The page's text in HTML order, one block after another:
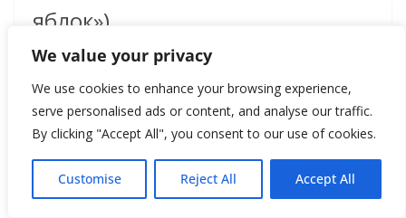
We value your privacy
We use cookies to enhance your browsing experience,
serve personalised ads or content, and analyse our traffic.
By clicking "Accept All", you consent to our use of cookies.
Customise Reject All Accept All
яблок»).
Но сидящие в безвестности (и
от этого, скорее всего, не
сильно страдавшие),
обстоятельные и очень